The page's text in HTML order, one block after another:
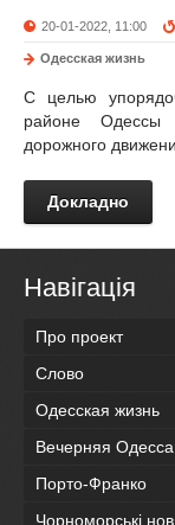
20-01-2022, 11:00
Одесская жизнь
С целью
районе Одессы
дорожного
Докладно
Навігація
Про проект
Слово
Одесская жизнь
Вечерняя Одесса
Порто-Франко
Чорноморські